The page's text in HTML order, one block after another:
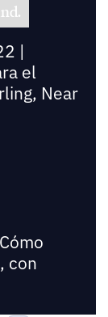
|
el
Near
con